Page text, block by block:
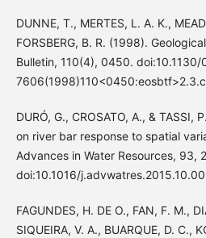
DUNNE, T., MERTES, L. A. K.,
FORSBERG, B. R. (1998).
Bulletin, 110(4), 0450. doi:10.1130/
DURÓ, G., CROSATO, A., &
on river bar response to spatial
Advances in Water Resources, 93,
doi:10.1016/
FAGUNDES, H. DE O., FAN, F. M.,
SIQUEIRA, V. A., BUARQUE, D. C.,